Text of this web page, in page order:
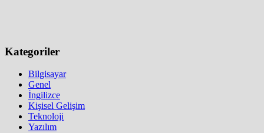
Kategoriler
Bilgisayar
Genel
İngilizce
Kişisel Gelişim
Teknoloji
Yazılım